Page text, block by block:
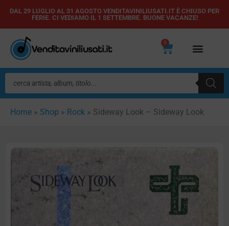
Vai
contenuto
DAL 29 LUGLIO AL 31 AGOSTO VENDITAVINILIUSATI.IT È CHIUSO PER
FERIE. CI VEDIAMO IL 1 SETTEMBRE. BUONE VACANZE!
0
Carrello
Ricerca
prodotti
Home » Shop » Rock » Sideway Look – Sideway Look